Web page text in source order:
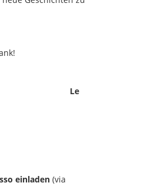
Le
einladen (via